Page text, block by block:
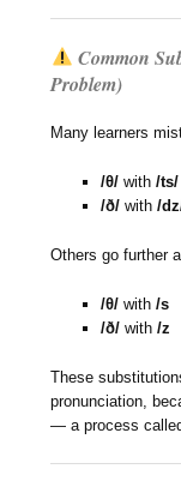
Common
Problem)
Many learners
/θ/ with/ts/
/ð/ with/
Others go further
/θ/ with/s
/ð/ with/z
These
pronunciation,
— a process